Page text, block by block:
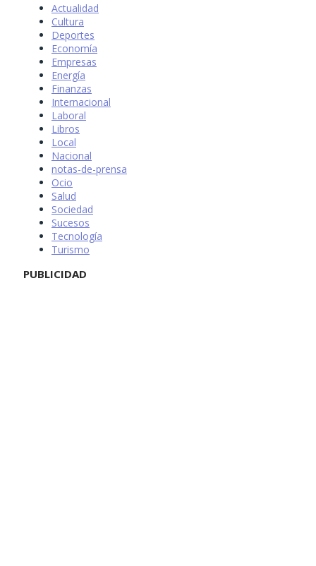
Actualidad
Cultura
Deportes
Economía
Empresas
Energía
Finanzas
Internacional
Laboral
Libros
Local
Nacional
notas-de-prensa
Ocio
Salud
Sociedad
Sucesos
Tecnología
Turismo
PUBLICIDAD